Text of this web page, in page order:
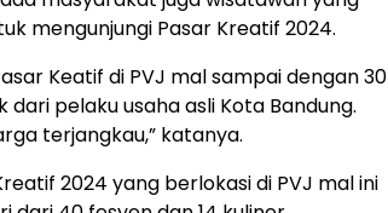
mengunjungi Pasar Kreatif 2024.
Keatif di PVJ mal sampai dengan 30
pelaku usaha asli Kota Bandung.
terjangkau,” katanya.
2024 yang berlokasi di PVJ mal ini